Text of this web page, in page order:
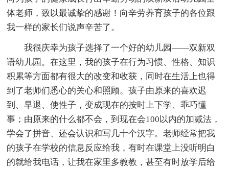
体老师，致以最诚挚的感谢！向辛劳养育孩子的各位跟
我一样的家长们说声辛苦了。
我很庆幸为孩子选择了一个好的幼儿园——双新双
语幼儿园。在这里，我的孩子在行为习惯、性格、知识
积累等方面都有很大的改变和收获，同时在生活上也得
到了老师们悉心的关心和照顾。孩子由原来的喜欢迟
到、早退、使性子，变成现在的按时上下学、乖巧懂
事；由原来的什么都不会，到现在会100以内的加减法，
学会了拼音、还会认识和写几十个汉字。老师经常把我
的孩子在学校的信息反应给我，有时在课堂上没听明白
的就给我电话，让我在家里多教教，甚至有时放学后给